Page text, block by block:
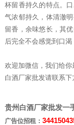
杯留香持久的特点。
气浓郁持久，体清澈
留香，余味悠长，其
后完全不会感觉到口渴
欢迎加微信，我们给你
白酒厂家批发请联系
贵州白酒厂家批发一
广告位招租：